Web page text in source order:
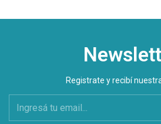
Registrate y recibí